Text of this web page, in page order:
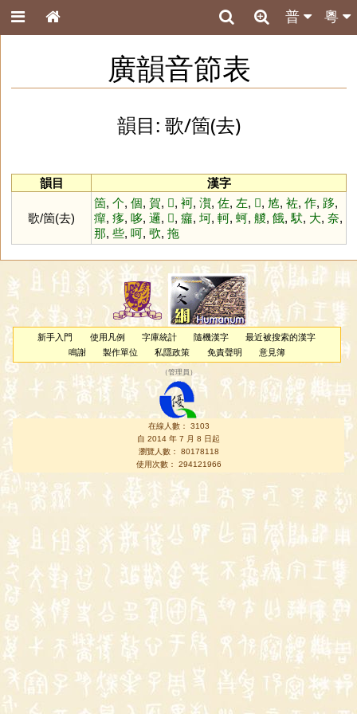
粵
普
廣韻音節表
韻目: 歌/箇(去)
韻目 漢字
歌/箇(去)
箇, 个, 個, 賀, 𧝂, 袔, 㵑, 佐, 左, 𠡃, 㝾, 袏, 作, 跢,
癉, 痑, 哆, 邏, 𧟌, 㿚, 坷, 軻, 蚵, 艐, 餓, 䭾, 大, 奈,
那, 些, 呵, 㰤, 拖
新手入門 使用凡例 字庫統計 隨機漢字
最近被搜索的漢字
鳴謝
製作單位 私隱政策 免責聲明 意見簿
（管理員 ）
在線人數： 3103
自 2014 年 7 月 8 日起
瀏覽人數： 80178118
使用次數： 294121966